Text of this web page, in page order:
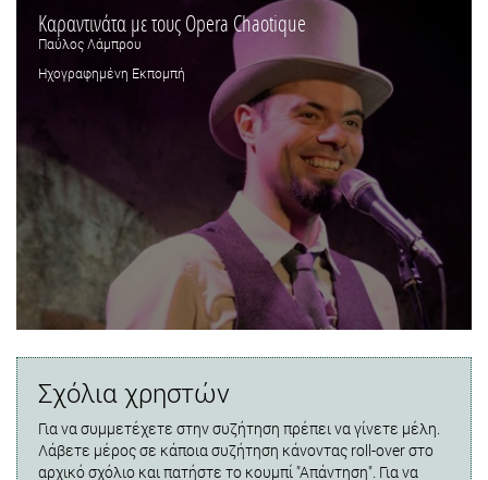
Καραντινάτα με τους Opera Chaotique
Παύλος Λάμπρου
Ηχογραφημένη Εκπομπή
Σχόλια χρηστών
Για να συμμετέχετε στην συζήτηση πρέπει να γίνετε μέλη.
Λάβετε μέρος σε κάποια συζήτηση κάνοντας roll-over στο
αρχικό σχόλιο και πατήστε το κουμπί "Απάντηση". Για να